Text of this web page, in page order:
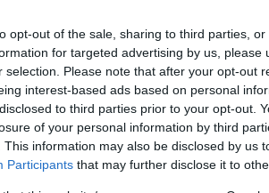
opt-out of the sale, sharing to third parties,
for targeted advertising by us, please
selection. Please note that after your opt-out
interest-based ads based on personal
to third parties prior to your opt-out.
of your personal information by third
This information may also be disclosed by us
Participants that may further disclose it to
particolare nei confronti del
e del presidente della sezione
segretario regionale).
ci sarà l’immediata
all’Ambiente. Secondo
per scongiurare che anche la
specifico le giornate che si
Lepri e Pernici), possa essere